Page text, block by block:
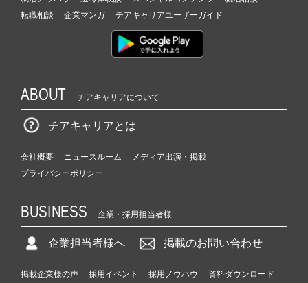
転職相談
企業マンガ チアキャリアユーザーガイド
ABOUT チアキャリアについて
チアキャリアとは
会社概要 ニュースルーム
メディア出演・掲載
プライバシーポリシー
BUSINESS 企業・採用担当者様
企業担当者様へ 掲載のお問い合わせ
掲載企業様の声 採用イベント 採用ノウハウ 資料ダウンロード